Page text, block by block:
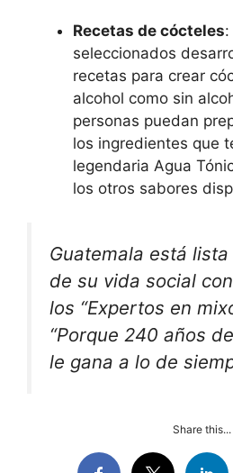
Recetas de cócteles
seleccionados
recetas para crear
alcohol como sin
personas puedan
los ingredientes que
legendaria Agua
los otros sabores
Guatemala está
de su vida social
los “Expertos en
“Porque 240 años
le gana a lo de
Share this...